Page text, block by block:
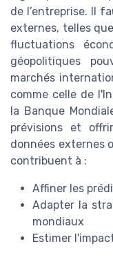
de l’entreprise. Il
externes, telles
fluctuations
géopolitiques
marchés
comme celle de
la Banque
prévisions et
données externes
contribuent à :
Affiner les
Adapter la
mondiaux
Estimer